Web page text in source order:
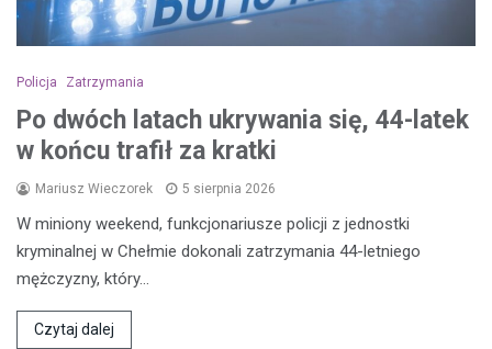
Policja Zatrzymania
Po dwóch latach ukrywania się, 44-latek
w końcu trafił za kratki
Mariusz Wieczorek 5 sierpnia 2026
W miniony weekend, funkcjonariusze policji z jednostki
kryminalnej w Chełmie dokonali zatrzymania 44-letniego
mężczyzny, który…
Czytaj dalej